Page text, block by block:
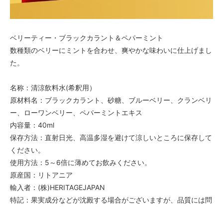
ベリーティー・ブラックカラント＆ペパーミント
数種類のベリーにミントを合わせ、爽やかな味わいに仕上げまし
た。
名称：清涼飲料水(希釈用）
原材料名：ブラックカラント、砂糖、ブルーベリー、クランベリ
ー、ローワンベリー、ペパーミントエキス
内容量：40ml
保存方法：直射日光、高温多湿を避けて涼しいところに保存して
ください。
使用方法：5～6倍に薄めてお飲みください。
原産国：リトアニア
輸入者：(株)HERITAGEJAPAN
特記：果実成分などが沈殿する場合がございますが、品質には問